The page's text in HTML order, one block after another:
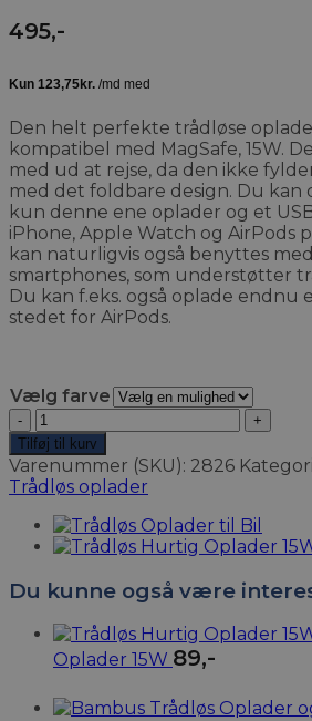
495,-
Den helt perfekte trådløse
kompatibel med MagSafe, 15W.
med ud at rejse, da den ikke
med det foldbare design. Du kan
kun denne ene oplader og et
iPhone, Apple Watch og AirPods
kan naturligvis også benyttes
smartphones, som understøtter
Du kan f.eks. også oplade endnu
stedet for AirPods.
Vælg farve
3-
i-
1
Trådløs
Oplader
Magnetisk
antal
Tilføj til kurv
Varenummer (SKU): 2826
Trådløs oplader
Du kunne også være
Oplader 15W 89,-